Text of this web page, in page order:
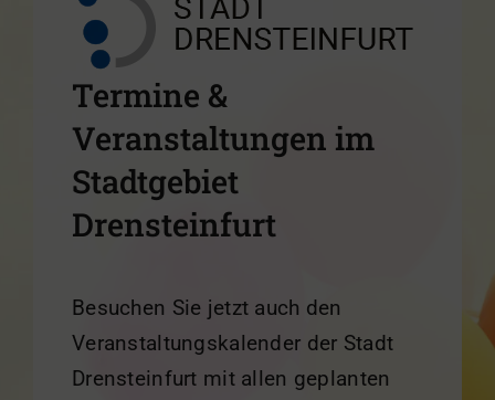
Termine &
Veranstaltungen im
Stadtgebiet
Drensteinfurt
Besuchen Sie jetzt auch den
Veranstaltungskalender der Stadt
Drensteinfurt mit allen geplanten